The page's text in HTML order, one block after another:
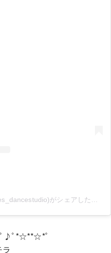
アミーズダンススタジオ(@amies_dancestudio)がシェアした投稿
♪ﾟ*☆**☆*ﾟ
ラ